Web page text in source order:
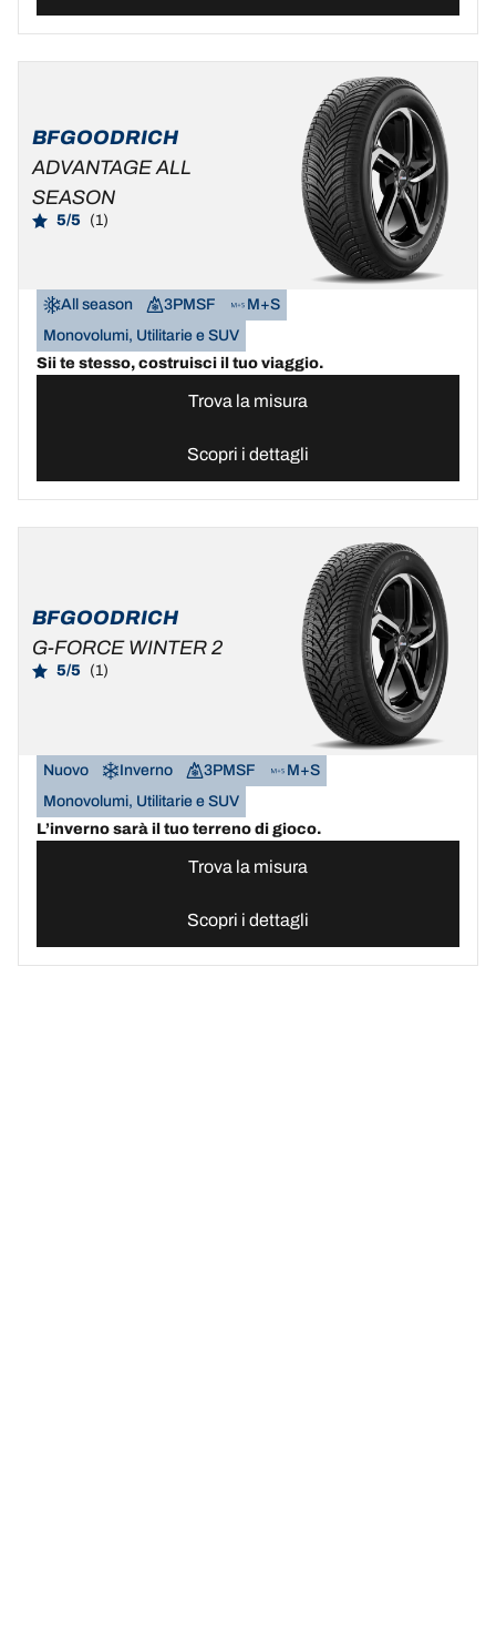
BFGOODRICH
ADVANTAGE ALL
SEASON
5/5 (1)
All season 3PMSF
M+S
Monovolumi, Utilitarie e SUV
Sii te stesso, costruisci il tuo viaggio.
Trova la misura
Scopri i dettagli
BFGOODRICH
G-FORCE WINTER 2
5/5 (1)
Nuovo Inverno 3PMSF
M+S
Monovolumi, Utilitarie e SUV
L’inverno sarà il tuo terreno di gioco.
Trova la misura
Scopri i dettagli